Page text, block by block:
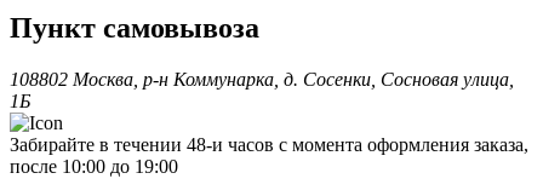
Пункт самовывоза
108802 Москва, р-н Коммунарка, д. Сосенки, Сосновая улица,
1Б
Забирайте в течении 48-и часов с момента оформления заказа,
после 10:00 до 19:00